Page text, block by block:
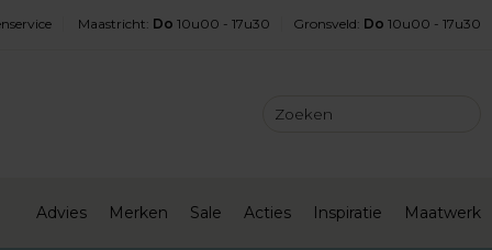
Maastricht: Do 10u00 - 17u30 Gronsveld: Do 10u00 - 17u30
Advies Merken Sale Acties Inspiratie Maatwerk